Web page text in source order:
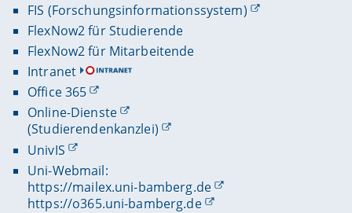
FIS (Forschungsinformationssystem)
FlexNow2 für Studierende
FlexNow2 für Mitarbeitende
Intranet
Office 365
Online-Dienste
(Studierendenkanzlei)
UnivIS
Uni-Webmail:
https://mailex.uni-bamberg.de
https://o365.uni-bamberg.de